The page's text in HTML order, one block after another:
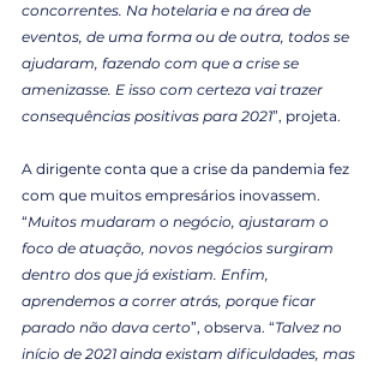
concorrentes. Na hotelaria e na área de
eventos, de uma forma ou de outra, todos se
ajudaram, fazendo com que a crise se
amenizasse. E isso com certeza vai trazer
consequências positivas para 2021”, projeta.
A dirigente conta que a crise da pandemia fez
com que muitos empresários inovassem.
“Muitos mudaram o negócio, ajustaram o
foco de atuação, novos negócios surgiram
dentro dos que já existiam. Enfim,
aprendemos a correr atrás, porque ficar
parado não dava certo”, observa. “Talvez no
início de 2021 ainda existam dificuldades, mas